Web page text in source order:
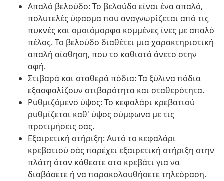
Απαλό βελούδο: Το βελούδο είναι ένα απαλό,
πολυτελές ύφασμα που αναγνωρίζεται από τις
πυκνές και ομοιόμορφα κομμένες ίνες με απαλό
πέλος. Το βελούδο διαθέτει μια χαρακτηριστική
απαλή αίσθηση, που το καθιστά άνετο στην
αφή.
Στιβαρά και σταθερά πόδια: Τα ξύλινα πόδια
εξασφαλίζουν στιβαρότητα και σταθερότητα.
Ρυθμιζόμενο ύψος: Το κεφαλάρι κρεβατιού
ρυθμίζεται καθ' ύψος σύμφωνα με τις
προτιμήσεις σας.
Εξαιρετική στήριξη: Αυτό το κεφαλάρι
κρεβατιού σάς παρέχει εξαιρετική στήριξη στην
πλάτη όταν κάθεστε στο κρεβάτι για να
διαβάσετε ή να παρακολουθήσετε τηλεόραση.